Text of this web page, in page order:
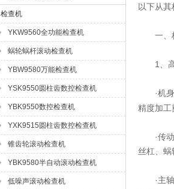
检查机
YKW9560全功能检查机
蜗轮蜗杆滚动检查机
YBW9580万能检查机
YSK9550圆柱齿数控检查机
YBK9550数控检查机
YXK9515圆柱齿数控检查机
锥齿轮滚动检查机
YBK9580半自动滚动检查机
低噪声滚动检查机
以下从
一、
1、高
·机身
精度加工
·传动
丝杠、蜗
·主轴